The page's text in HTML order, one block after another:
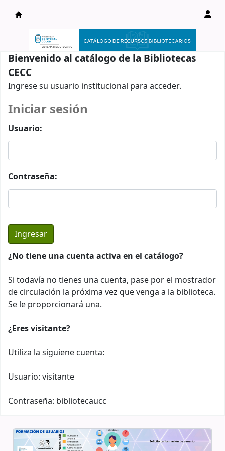
Catálogo en línea
Bienvenido al catálogo de la Bibliotecas
CECC
Ingrese su usuario institucional para acceder.
Iniciar sesión
Usuario:
Contraseña:
¿No tiene una cuenta activa en el catálogo?
Si todavía no tienes una cuenta, pase por el mostrador
de circulación la próxima vez que venga a la biblioteca.
Se le proporcionará una.
¿Eres visitante?
Utiliza la siguiene cuenta:
Usuario: visitante
Contraseña: bibliotecaucc